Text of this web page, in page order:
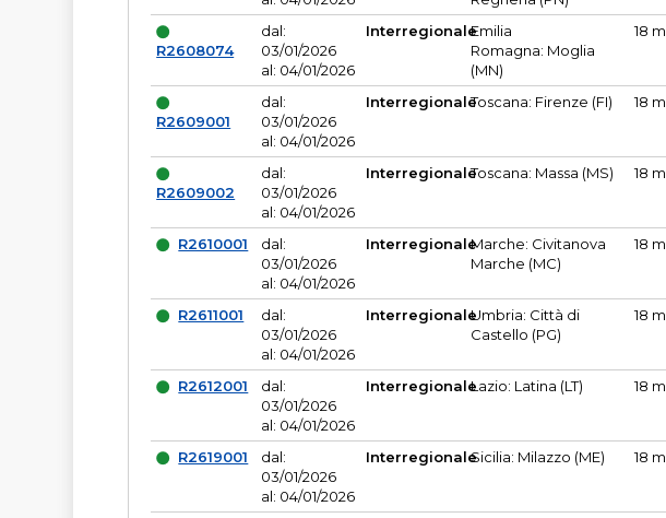
R2608074
dal:
03/01/2026
al: 04/01/2026
InterregionaleEmilia
Romagna: Moglia
(MN)
18 m
R2609001
dal:
03/01/2026
al: 04/01/2026
InterregionaleToscana: Firenze (FI) 18 m
R2609002
dal:
03/01/2026
al: 04/01/2026
InterregionaleToscana: Massa (MS) 18 m
R2610001
dal:
03/01/2026
al: 04/01/2026
InterregionaleMarche: Civitanova
Marche (MC)
18 m
R2611001
dal:
03/01/2026
al: 04/01/2026
InterregionaleUmbria: Città di
Castello (PG)
18 m
R2612001
dal:
03/01/2026
al: 04/01/2026
InterregionaleLazio: Latina (LT) 18 m
R2619001
dal:
03/01/2026
al: 04/01/2026
InterregionaleSicilia: Milazzo (ME) 18 m